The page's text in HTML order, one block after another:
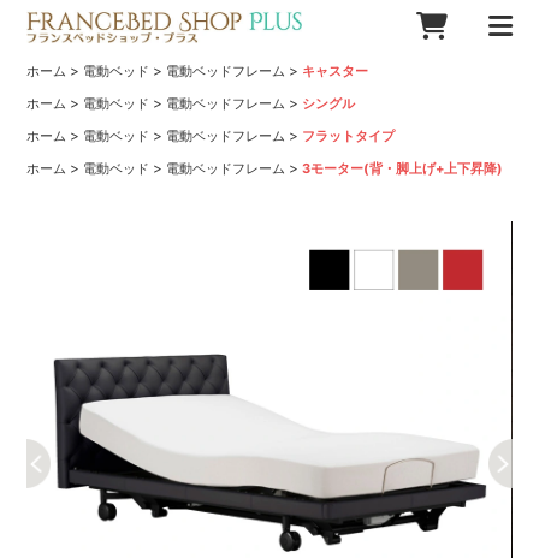
ホーム > 電動ベッド > 電動ベッドフレーム > キャスター
ホーム > 電動ベッド > 電動ベッドフレーム > シングル
ホーム > 電動ベッド > 電動ベッドフレーム > フラットタイプ
ホーム > 電動ベッド > 電動ベッドフレーム >3モーター(背・脚上げ+上下昇降)